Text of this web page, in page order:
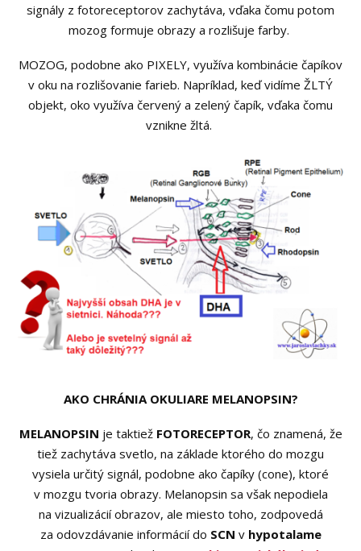
signály z fotoreceptorov zachytáva, vďaka čomu potom
mozog formuje obrazy a rozlišuje farby.
MOZOG, podobne ako PIXELY, využíva kombinácie čapíkov
v oku na rozlišovanie farieb. Napríklad, keď vidíme ŽLTÝ
objekt, oko využíva červený a zelený čapík, vďaka čomu
vznikne žltá.
AKO CHRÁNIA OKULIARE MELANOPSIN?
MELANOPSIN je taktiež FOTORECEPTOR, čo znamená, že
tiež zachytáva svetlo, na základe ktorého do mozgu
vysiela určitý signál, podobne ako čapíky (cone), ktoré
v mozgu tvoria obrazy. Melanopsin sa však nepodiela
na vizualizácií obrazov, ale miesto toho, zodpovedá
za odovzdávanie informácií do SCN v hypotalame